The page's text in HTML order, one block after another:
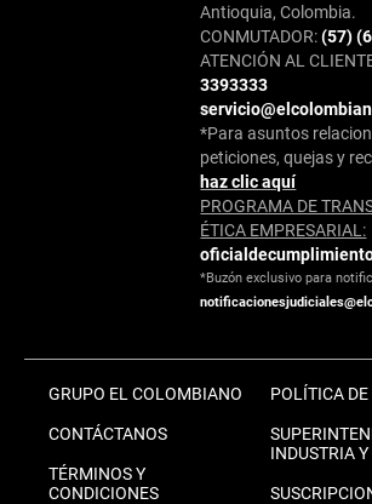
Antioquia, Colombia.
CONMUTADOR:(57)
ATENCIÓN AL
3393333
*Para asuntos
peticiones, quejas y
haz clic aquí
PROGRAMA DE
ÉTICA EMPRESARIAL:
*Buzón exclusivo para
GRUPO EL COLOMBIANO
CONTÁCTANOS
TÉRMINOS Y
CONDICIONES
POLÍTICA
INDUSTRIA